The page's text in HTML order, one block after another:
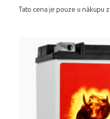
Tato cena je pouze u nákupu